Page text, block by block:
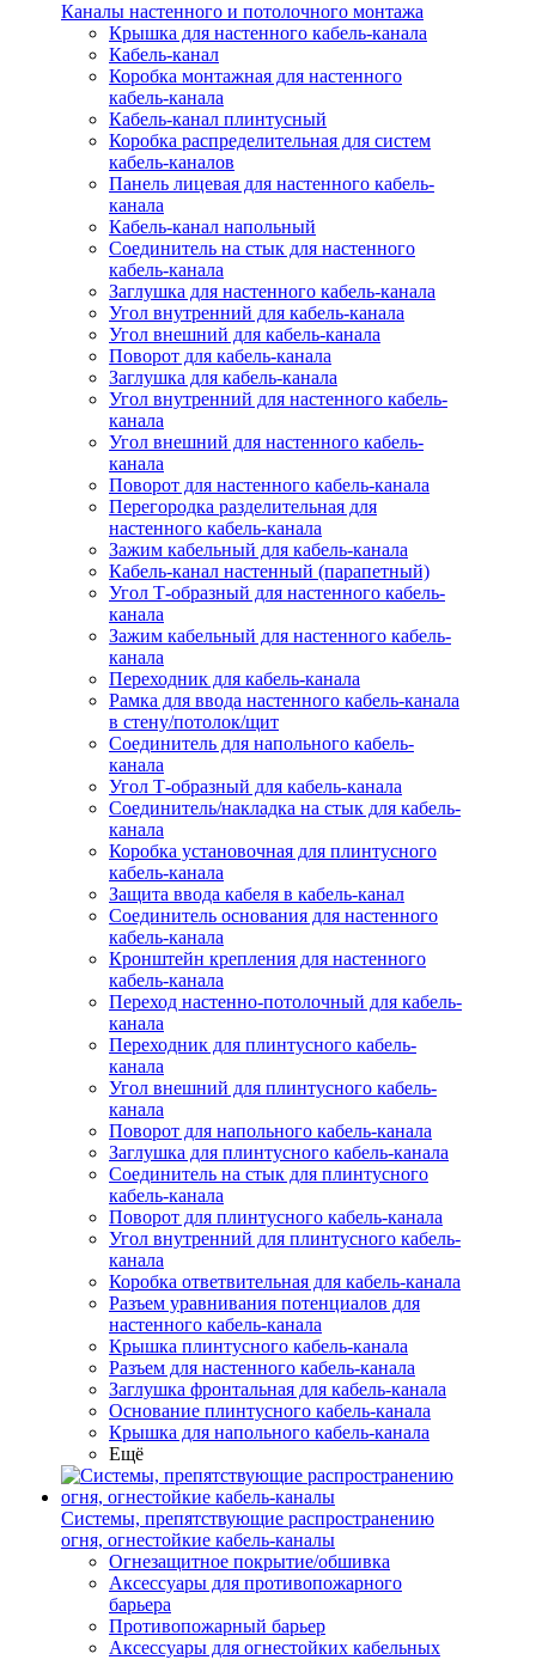
Каналы настенного и потолочного монтажа
Крышка для настенного кабель-канала
Кабель-канал
Коробка монтажная для настенного
кабель-канала
Кабель-канал плинтусный
Коробка распределительная для систем
кабель-каналов
Панель лицевая для настенного кабель-
канала
Кабель-канал напольный
Соединитель на стык для настенного
кабель-канала
Заглушка для настенного кабель-канала
Угол внутренний для кабель-канала
Угол внешний для кабель-канала
Поворот для кабель-канала
Заглушка для кабель-канала
Угол внутренний для настенного кабель-
канала
Угол внешний для настенного кабель-
канала
Поворот для настенного кабель-канала
Перегородка разделительная для
настенного кабель-канала
Зажим кабельный для кабель-канала
Кабель-канал настенный (парапетный)
Угол Т-образный для настенного кабель-
канала
Зажим кабельный для настенного кабель-
канала
Переходник для кабель-канала
Рамка для ввода настенного кабель-канала
в стену/потолок/щит
Соединитель для напольного кабель-
канала
Угол Т-образный для кабель-канала
Соединитель/накладка на стык для кабель-
канала
Коробка установочная для плинтусного
кабель-канала
Защита ввода кабеля в кабель-канал
Соединитель основания для настенного
кабель-канала
Кронштейн крепления для настенного
кабель-канала
Переход настенно-потолочный для кабель-
канала
Переходник для плинтусного кабель-
канала
Угол внешний для плинтусного кабель-
канала
Поворот для напольного кабель-канала
Заглушка для плинтусного кабель-канала
Соединитель на стык для плинтусного
кабель-канала
Поворот для плинтусного кабель-канала
Угол внутренний для плинтусного кабель-
канала
Коробка ответвительная для кабель-канала
Разъем уравнивания потенциалов для
настенного кабель-канала
Крышка плинтусного кабель-канала
Разъем для настенного кабель-канала
Заглушка фронтальная для кабель-канала
Основание плинтусного кабель-канала
Крышка для напольного кабель-канала
Ещё
Системы, препятствующие распространению
огня, огнестойкие кабель-каналы
Огнезащитное покрытие/обшивка
Аксессуары для противопожарного
барьера
Противопожарный барьер
Аксессуары для огнестойких кабельных